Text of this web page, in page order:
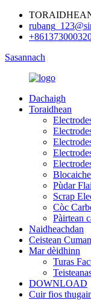
Sasannach
Dachaigh
Toraidhean
Pùdar
Scrap
Còc
Pàirtean
Naidheachdan
Ceistean
Mar dèidhinn
Turas
DOWNLOAD
Cuir fios